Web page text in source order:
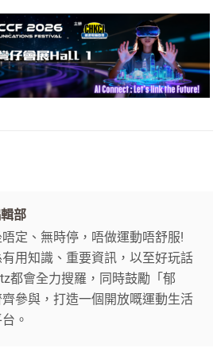
部
定、無時停，唔做運動唔舒服!
有用知識、重要資訊，以至好玩話
都會全力搜羅，同時鼓勵「郁
齊參與，打造一個開放嘅運動生活
。